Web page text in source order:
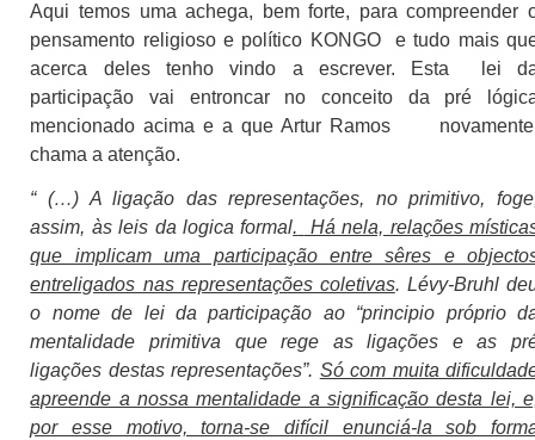
Aqui temos uma achega, bem forte, para compreender
pensamento religioso e político KONGO
e tudo mais
acerca deles tenho vindo a escrever. Esta
lei
participação vai entroncar no conceito da pré
mencionado acima e a que Artur Ramos
novamente
chama a atenção.
“ (…) A ligação das representações, no primitivo,
assim, às leis da logica formal.
Há nela, relações
que implicam uma participação entre sêres e
entreligados nas representações coletivas. Lévy-Bruhl
o nome de lei da participação ao “principio próprio
mentalidade primitiva que rege as ligações e as
ligações destas representações”. Só com muita
apreende a nossa mentalidade a significação desta lei,
por esse motivo, torna-se difícil enunciá-la sob